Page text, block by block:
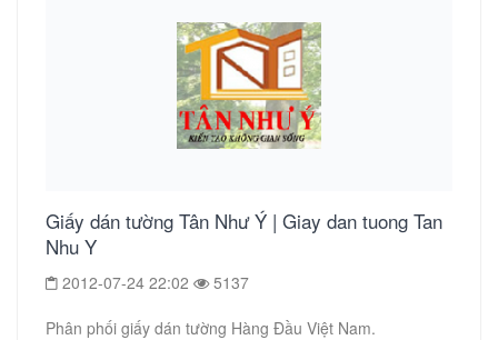
Giấy dán tường Tân Như Ý | Giay dan tuong Tan
Nhu Y
2012-07-24 22:02 5137
Phân phối giấy dán tường Hàng Đầu Việt Nam.